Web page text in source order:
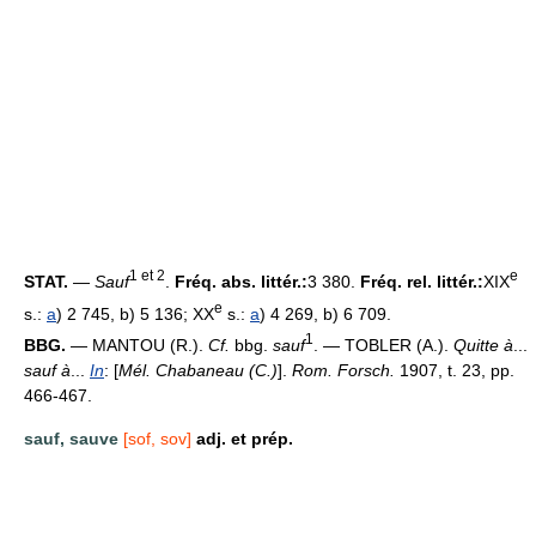
STAT. — Sauf1 et 2 Fréq. abs. littér.:3 380. Fréq. rel. littér.:XIXe
s.: a) 2 745, b) 5 136; XXe s.: a) 4 269, b) 6 709.
BBG. — MANTOU (R.). Cf. bbg. sauf1 . — TOBLER (A.). Quitte à
sauf à
In: [Mél. Chabaneau (C.)]. Rom. Forsch.
1907, t. 23, pp.
466-467.
sauf, sauve [sof, sov] adj. et prép.